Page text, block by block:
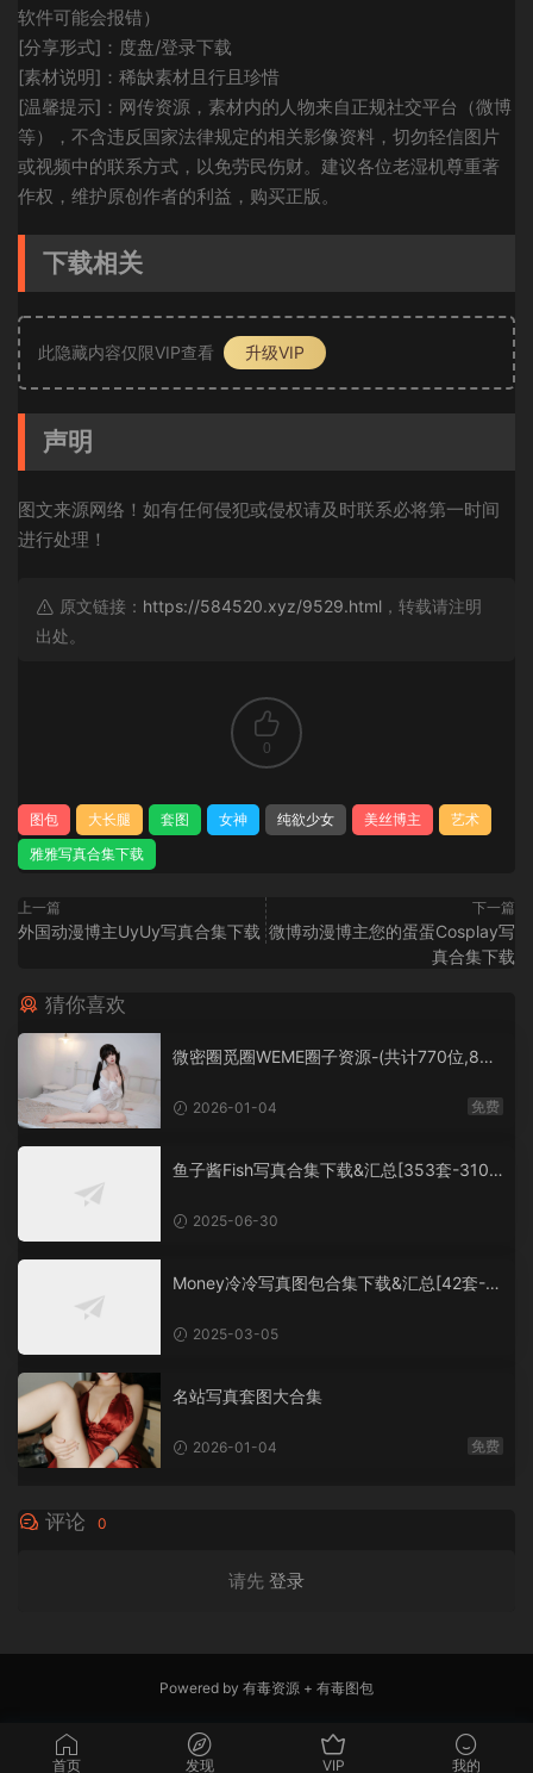
软件可能会报错）
[分享形式]：度盘/登录下载
[素材说明]：稀缺素材且行且珍惜
[温馨提示]：网传资源，素材内的人物来自正规社交平台（微博
等），不含违反国家法律规定的相关影像资料，切勿轻信图片
或视频中的联系方式，以免劳民伤财。建议各位老湿机尊重著
作权，维护原创作者的利益，购买正版。
下载相关
此隐藏内容仅限VIP查看 升级VIP
声明
图文来源网络！如有任何侵犯或侵权请及时联系必将第一时间
进行处理！
原文链接： https://584520.xyz/9529.html ，转载请注明
出处。
0
图包 大长腿 套图 女神 纯欲少女 美丝博主
艺术
雅雅写真合集下载
上一篇
外国动漫博主UyUy写真合集下载
下一篇
微博动漫博主您的蛋蛋Cosplay写
真合集下载
猜你喜欢
微密圈觅圈WEME圈子资源-(共计770位,860
2026-01-04 免费
鱼子酱Fish写真合集下载&汇总[353套-310.
2025-06-30
Money冷冷写真图包合集下载&汇总[42套-5
2025-03-05
名站写真套图大合集
2026-01-04 免费
评论 0
请先 登录
Powered by 有毒资源 + 有毒图包
首页 发现 VIP 我的